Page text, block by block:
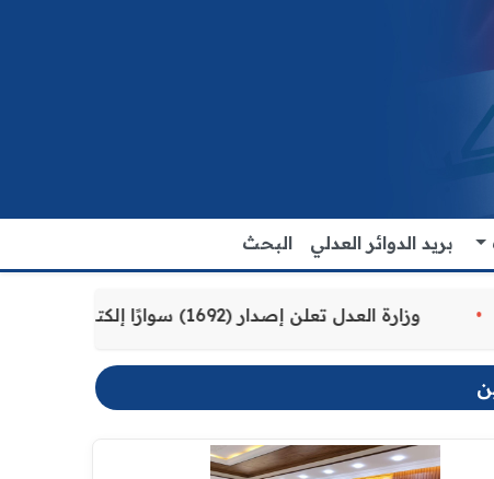
بريد الدوائر العدلي البحث
للمواطنين وزارة العدل تعلن إصدار (1692) سوارًا إلكترونيًا لنزلاء سجن الناصرية المركزي لتنظيم التعاملات المالية داخل المؤسسات الإصلاحية